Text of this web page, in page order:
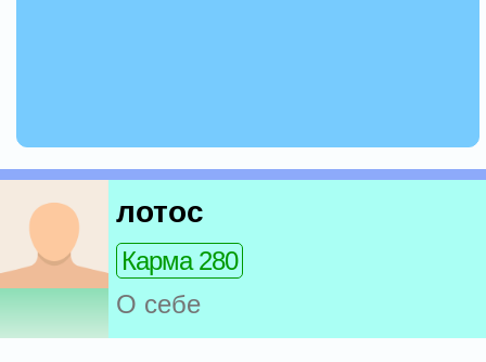
лотос
Карма 280
О себе